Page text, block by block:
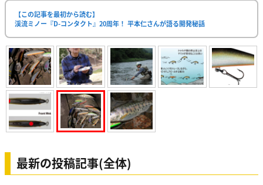
【この記事を最初から読む】
渓流ミノー『D-コンタクト』20周年！ 平本仁さんが語る開発秘話
最新の投稿記事(全体)